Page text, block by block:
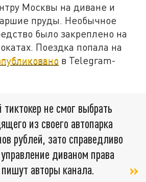
Москвы на диване и
пруды. Необычное
было закреплено на
Поездка попала на
в Telegram-
не смог выбрать
из своего автопарка
рублей, зато справедливо
диваном права
авторы канала.